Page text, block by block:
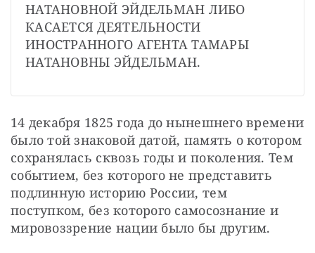
НАТАНОВНОЙ ЭЙДЕЛЬМАН ЛИБО
КАСАЕТСЯ ДЕЯТЕЛЬНОСТИ
ИНОСТРАННОГО АГЕНТА ТАМАРЫ
НАТАНОВНЫ ЭЙДЕЛЬМАН.
14 декабря 1825 года до нынешнего времени
было той знаковой датой, память о котором
сохранялась сквозь годы и поколения. Тем
событием, без которого не представить
подлинную историю России, тем
поступком, без которого самосознание и
мировоззрение нации было бы другим.